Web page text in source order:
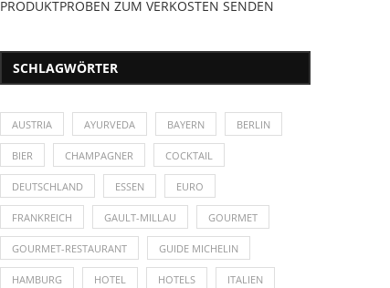
PRODUKTPROBEN ZUM VERKOSTEN SENDEN
SCHLAGWÖRTER
AUSTRIA AYURVEDA BAYERN BERLIN
BIER CHAMPAGNER COCKTAIL
DEUTSCHLAND ESSEN EURO
FRANKREICH GAULT-MILLAU GOURMET
GOURMET-RESTAURANT GUIDE MICHELIN
HAMBURG HOTEL HOTELS ITALIEN